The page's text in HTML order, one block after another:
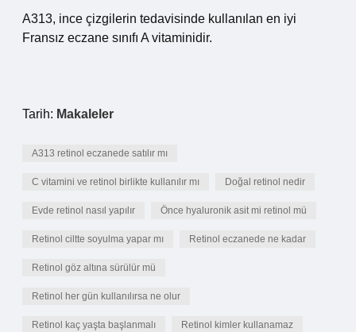
A313, ince çizgilerin tedavisinde kullanılan en iyi
Fransız eczane sınıfı A vitaminidir.
Tarih: Makaleler
A313 retinol eczanede satılır mı
C vitamini ve retinol birlikte kullanılır mı Doğal retinol nedir
Evde retinol nasıl yapılır Önce hyaluronik asit mi retinol mü
Retinol ciltte soyulma yapar mı Retinol eczanede ne kadar
Retinol göz altına sürülür mü
Retinol her gün kullanılırsa ne olur
Retinol kaç yaşta başlanmalı Retinol kimler kullanamaz